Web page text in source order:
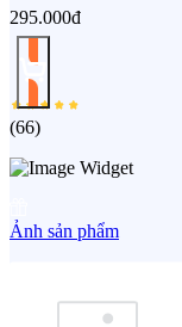
295.000đ
(66)
Ảnh sản phẩm